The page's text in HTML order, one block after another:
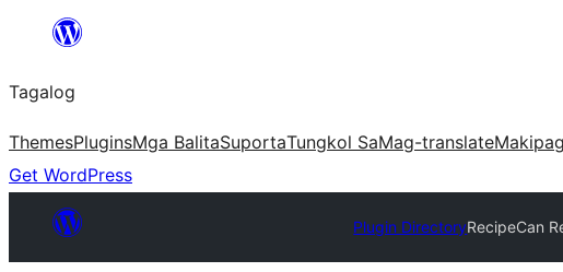
Lumaktaw
sa
content
Tagalog
ThemesPluginsMga BalitaSuportaTungkol SaMag-translate
Get WordPress
Plugin DirectoryRecipeCan